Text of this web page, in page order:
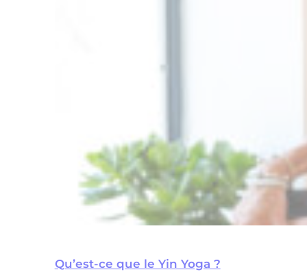
Qu’est-ce que le Yin Yoga ?